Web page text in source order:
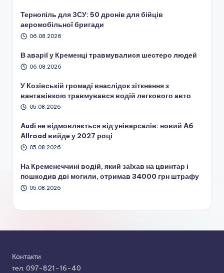
Тернопіль для ЗСУ: 50 дронів для бійців
аеромобільної бригади
06.08.2026
В аварії у Кременці травмувалися шестеро людей
06.08.2026
У Козівській громаді внаслідок зіткнення з
вантажівкою травмувався водій легкового авто
05.08.2026
Audi не відмовляється від універсалів: новий A6
Allroad вийде у 2027 році
05.08.2026
На Кременеччині водій, який заїхав на цвинтар і
пошкодив дві могили, отримав 34000 грн штрафу
05.08.2026
Контакти
тел. 097-821-16-40